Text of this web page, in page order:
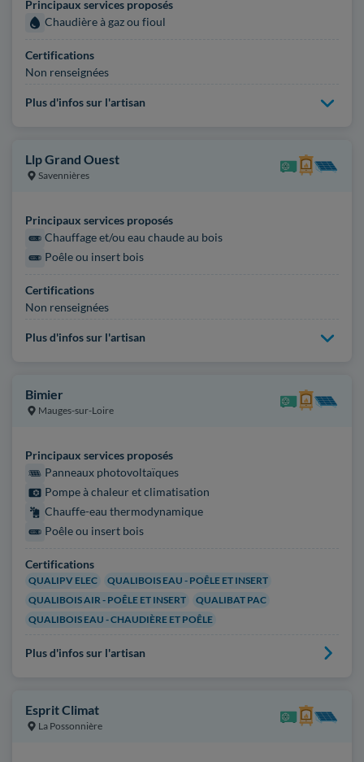
Principaux services proposés
Chaudière à gaz ou fioul
Certifications
Non renseignées
Plus d'infos sur l'artisan
Llp Grand Ouest
Savennières
Principaux services proposés
Chauffage et/ou eau chaude au bois
Poêle ou insert bois
Certifications
Non renseignées
Plus d'infos sur l'artisan
Bimier
Mauges-sur-Loire
Principaux services proposés
Panneaux photovoltaïques
Pompe à chaleur et climatisation
Chauffe-eau thermodynamique
Poêle ou insert bois
Certifications
QUALIPV ELEC
QUALIBOIS EAU - POÊLE ET INSERT
QUALIBOIS AIR - POÊLE ET INSERT
QUALIBAT PAC
QUALIBOIS EAU - CHAUDIÈRE ET POÊLE
Plus d'infos sur l'artisan
Esprit Climat
La Possonnière